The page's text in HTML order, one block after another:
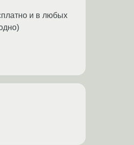
и в любых